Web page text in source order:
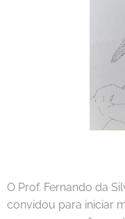
O Prof. Fernando da
convidou para iniciar